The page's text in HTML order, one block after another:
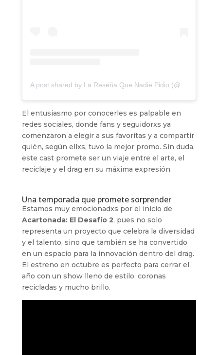
El entusiasmo por conocerles es palpable en
redes sociales, donde fans y seguidorxs ya
comenzaron a elegir a sus favoritas y a compartir
quién, según ellxs, tuvo la mejor promo. Sin duda,
este cast promete ser un viaje entre el arte, el
reciclaje y el drag en su máxima expresión.
Una temporada que promete sorprender
Estamos muy emocionadxs por el inicio de
Acartonada: El Desafío 2, pues no solo
representa un proyecto que celebra la diversidad
y el talento, sino que también se ha convertido
en un espacio para la innovación dentro del drag.
El estreno en octubre es perfecto para cerrar el
año con un show lleno de estilo, coronas
recicladas y mucho brillo.